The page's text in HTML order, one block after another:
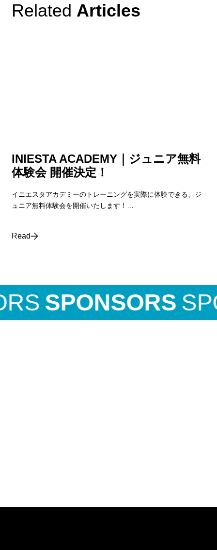
Related Articles
INIESTA ACADEMY｜ジュニア無料
体験会 開催決定！
イニエスタアカデミーのトレーニングを実際に体験できる、ジ
ュニア無料体験会を開催いたします！…
Read
SPONSORS